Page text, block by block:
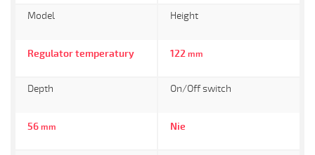
Model
Regulator temperatury
Height
122 mm
Depth
56 mm
On/Off switch
Nie